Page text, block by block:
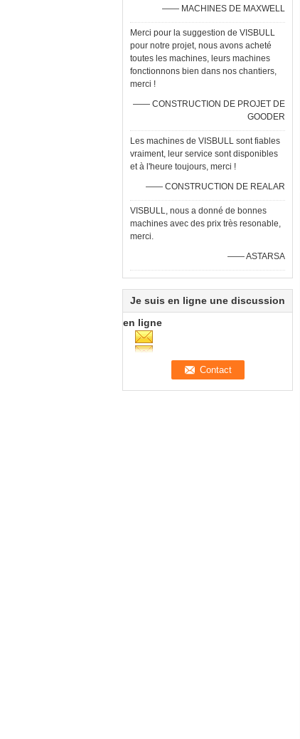
—— MACHINES DE MAXWELL
Merci pour la suggestion de VISBULL
pour notre projet, nous avons acheté
toutes les machines, leurs machines
fonctionnons bien dans nos chantiers,
merci !
—— CONSTRUCTION DE PROJET DE
GOODER
Les machines de VISBULL sont fiables
vraiment, leur service sont disponibles
et à l'heure toujours, merci !
—— CONSTRUCTION DE REALAR
VISBULL, nous a donné de bonnes
machines avec des prix très resonable,
merci.
—— ASTARSA
Je suis en ligne une discussion
en ligne